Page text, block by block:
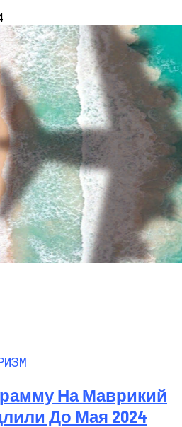
На Маврикий
До Мая 2024